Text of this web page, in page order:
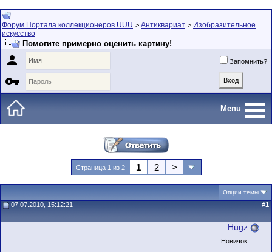
Форум Портала коллекционеров UUU > Антиквариат > Изобразительное
искусство
Помогите примерно оценить картину!
 Запомнить?

Menu
Страница 1 из 2 1 2 >
Опции темы
07.07.2010, 15:12:21 #1
Hugz
Новичок